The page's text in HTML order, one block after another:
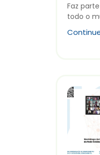
Faz
todo o